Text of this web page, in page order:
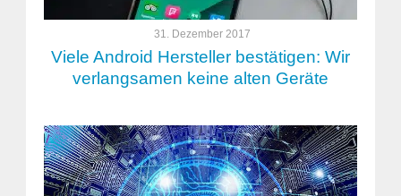
31. Dezember 2017
Viele Android Hersteller bestätigen: Wir
verlangsamen keine alten Geräte